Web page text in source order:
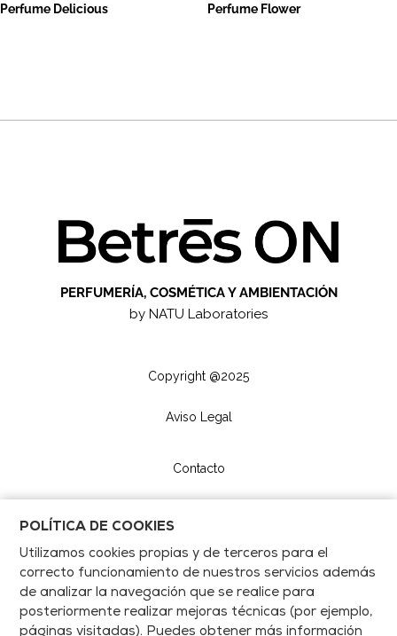
Perfume Delicious Perfume Flower
PERFUMERÍA, COSMÉTICA Y AMBIENTACIÓN
by NATU Laboratories
Copyright @2025
Aviso Legal
Contacto
POLÍTICA DE COOKIES
Utilizamos cookies propias y de terceros para el
correcto funcionamiento de nuestros servicios además
de analizar la navegación que se realice para
posteriormente realizar mejoras técnicas (por ejemplo,
páginas visitadas). Puedes obtener más información